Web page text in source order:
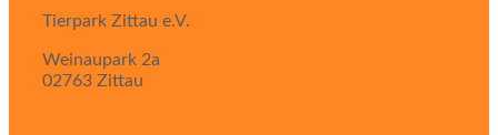
Tierpark Zittau e.V.
Weinaupark 2a
02763 Zittau